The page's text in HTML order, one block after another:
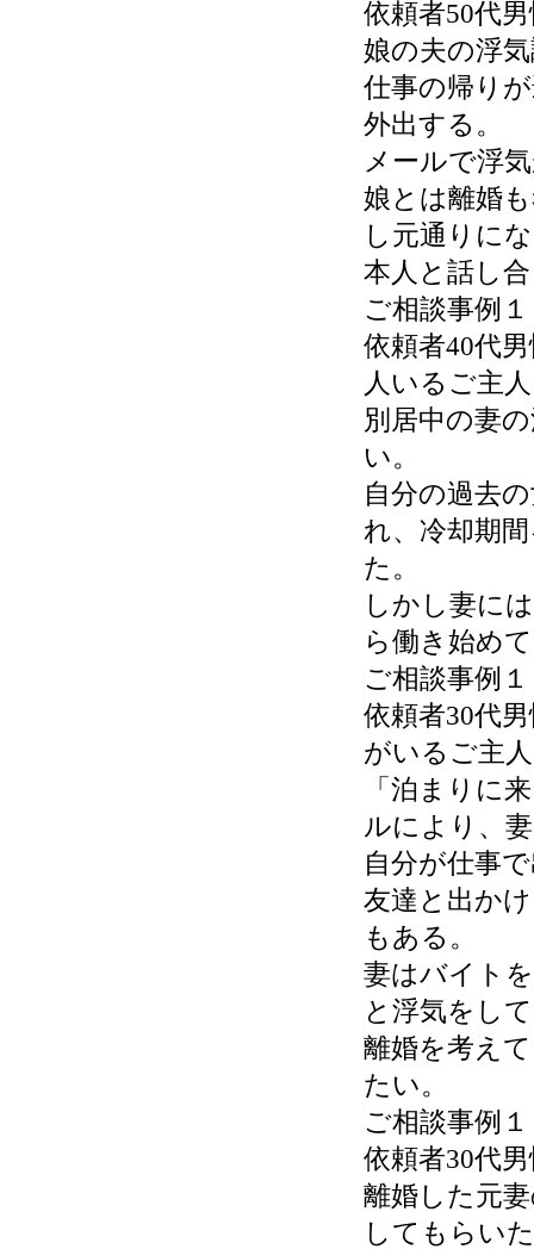
依頼者50代
娘の夫の浮
仕事の帰り
外出する。
メールで浮
娘とは離婚
し元通りに
本人と話し
ご相談事例
依頼者40代
人いるご主
別居中の妻
い。
自分の過去
れ、冷却期
た。
しかし妻に
ら働き始め
ご相談事例
依頼者30代
がいるご主
「泊まりに
ルにより、
自分が仕事
友達と出か
もある。
妻はバイト
と浮気をし
離婚を考え
たい。
ご相談事例
依頼者30代
離婚した元
してもらい